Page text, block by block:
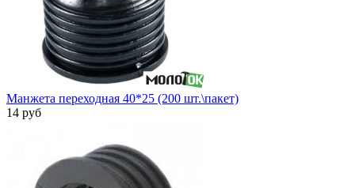
Манжета переходная 40*25 (200 шт.\пакет)
14 руб